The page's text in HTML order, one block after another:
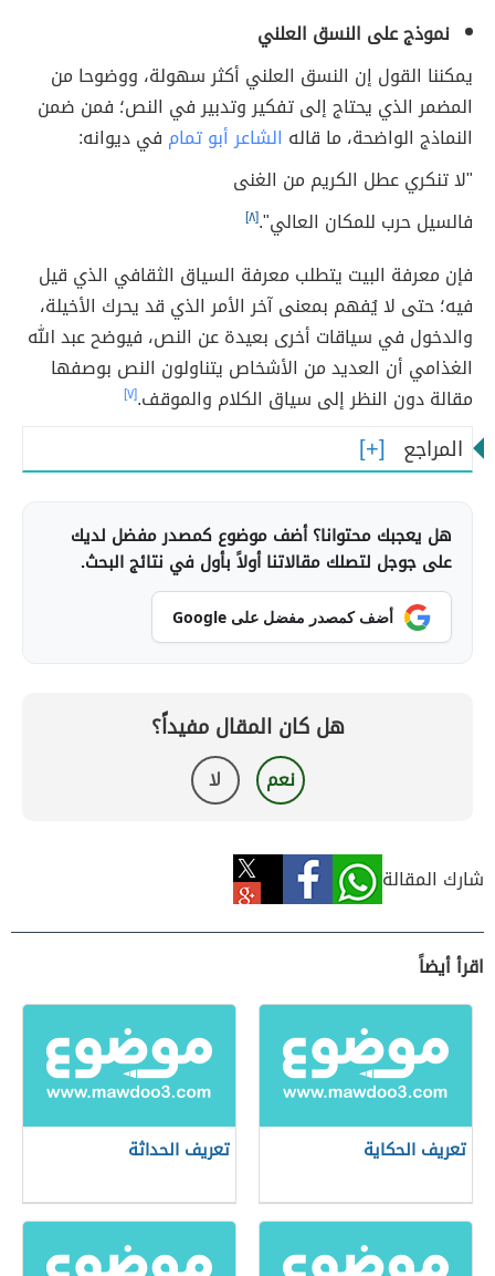
نموذج على النسق العلني
يمكننا القول إن النسق العلني أكثر سهولة، ووضوحا من
المضمر الذي يحتاج إلى تفكير وتدبير في النص؛ فمن ضمن
النماذج الواضحة، ما قاله الشاعر أبو تمام في ديوانه:
"لا تنكري عطل الكريم من الغنى
فالسيل حرب للمكان العالي".[٨]
فإن معرفة البيت يتطلب معرفة السياق الثقافي الذي قيل
فيه؛ حتى لا يُفهم بمعنى آخر الأمر الذي قد يحرك الأخيلة،
والدخول في سياقات أخرى بعيدة عن النص، فيوضح عبد الله
الغذامي أن العديد من الأشخاص يتناولون النص بوصفها
مقالة دون النظر إلى سياق الكلام والموقف.[٧]
المراجع
هل يعجبك محتوانا؟ أضف موضوع كمصدر مفضل لديك
على جوجل لتصلك مقالاتنا أولاً بأول في نتائج البحث.
أضف كمصدر مفضل على Google
هل كان المقال مفيداً؟
نعم لا
شارك المقالة
اقرأ أيضاً
تعريف الحكاية تعريف الحداثة